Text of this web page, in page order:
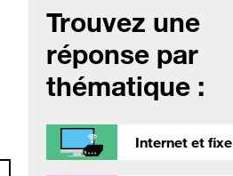
Trouvez une
réponse par
thématique :
Internet et fixe